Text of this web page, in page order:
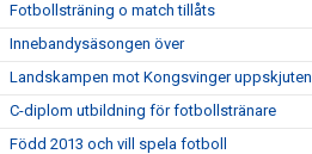
Fotbollsträning o match tillåts
Innebandysäsongen över
Landskampen mot Kongsvinger uppskjuten
C-diplom utbildning för fotbollstränare
Född 2013 och vill spela fotboll